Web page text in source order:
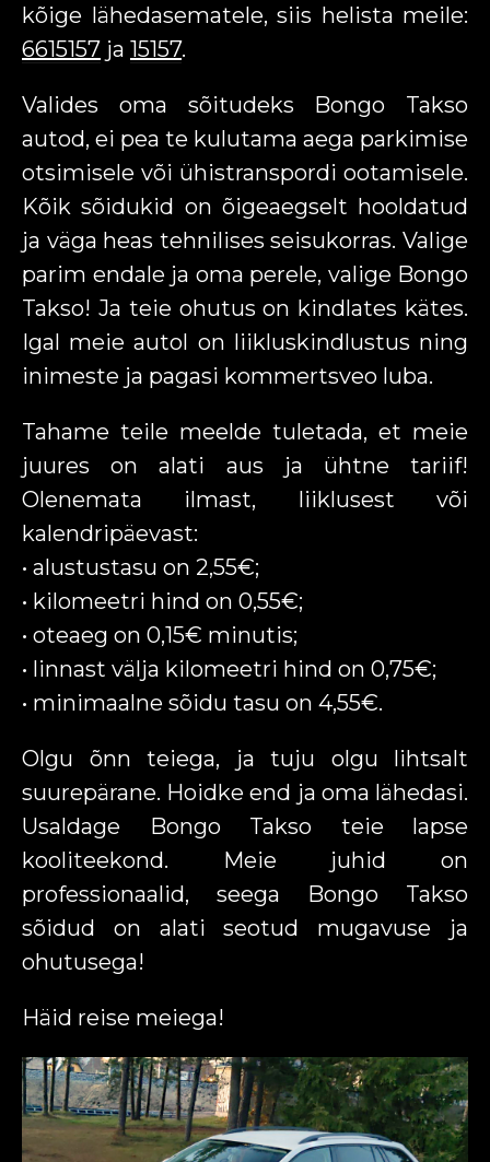
kõige lähedasematele, siis helista meile:
6615157 ja 15157.
Valides oma sõitudeks Bongo Takso
autod, ei pea te kulutama aega parkimise
otsimisele või ühistranspordi ootamisele.
Kõik sõidukid on õigeaegselt hooldatud
ja väga heas tehnilises seisukorras. Valige
parim endale ja oma perele, valige Bongo
Takso! Ja teie ohutus on kindlates kätes.
Igal meie autol on liikluskindlustus ning
inimeste ja pagasi kommertsveo luba.
Tahame teile meelde tuletada, et meie
juures on alati aus ja ühtne tariif!
Olenemata ilmast, liiklusest või
kalendripäevast:
• alustustasu on 2,55€;
• kilomeetri hind on 0,55€;
• oteaeg on 0,15€ minutis;
• linnast välja kilomeetri hind on 0,75€;
• minimaalne sõidu tasu on 4,55€.
Olgu õnn teiega, ja tuju olgu lihtsalt
suurepärane. Hoidke end ja oma lähedasi.
Usaldage Bongo Takso teie lapse
kooliteekond. Meie juhid on
professionaalid, seega Bongo Takso
sõidud on alati seotud mugavuse ja
ohutusega!
Häid reise meiega!